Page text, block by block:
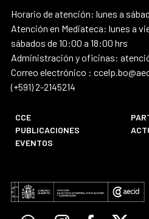
Horario de atención: lunes a
Atención en Mediateca: lunes a
sábados de 10:00 a 18:00 hrs
Administración y oficinas:
Correo electrónico :
(+591) 2-2145214
CCE
PUBLICACIONES
EVENTOS